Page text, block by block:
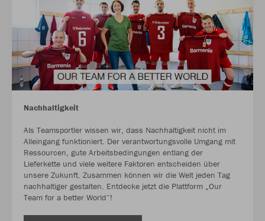
Nachhaltigkeit
Als Teamsportler wissen wir, dass Nachhaltigkeit nicht im
Alleingang funktioniert. Der verantwortungsvolle Umgang mit
Ressourcen, gute Arbeitsbedingungen entlang der
Lieferkette und viele weitere Faktoren entscheiden über
unsere Zukunft. Zusammen können wir die Welt jeden Tag
nachhaltiger gestalten. Entdecke jetzt die Plattform „Our
Team for a better World“!